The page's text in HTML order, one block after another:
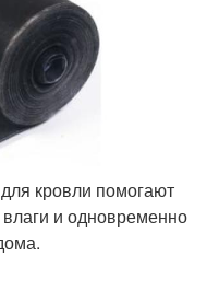
кровли помогают
и одновременно